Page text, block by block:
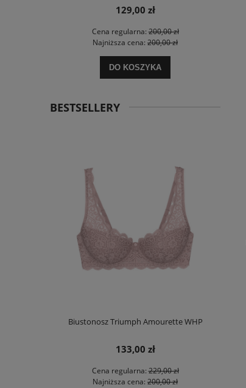
129,00 zł
Cena regularna:200,00 zł
Najniższa cena: 200,00 zł
DO KOSZYKA
BESTSELLERY
Biustonosz Triumph Amourette WHP
133,00 zł
Cena regularna:229,00 zł
Najniższa cena: 200,00 zł